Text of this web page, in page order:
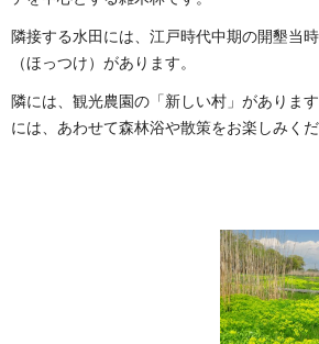
隣接する水田には、江戸時代中期の開墾当
（ほっつけ）があります。
隣には、観光農園の「新しい村」がありま
には、あわせて森林浴や散策をお楽しみくだ